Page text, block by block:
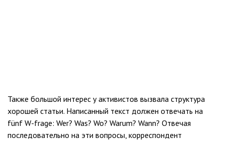
Также большой интерес у активистов вызвала структура
хорошей статьи. Написанный текст должен отвечать на
fünf W-frage: Wer? Was? Wo? Warum? Wann? Отвечая
последовательно на эти вопросы, корреспондент